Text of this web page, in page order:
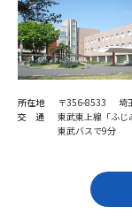
大学で学びたい
所在地
〒356-8533 埼
交 通
東武東上線「ふ
東武バスで9分